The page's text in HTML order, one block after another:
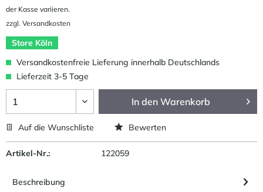
der Kasse variieren.
zzgl. Versandkosten
Store Köln
Versandkostenfreie Lieferung innerhalb Deutschlands
Lieferzeit 3-5 Tage
In den Warenkorb
Auf die Wunschliste Bewerten
Artikel-Nr.: 122059
Beschreibung